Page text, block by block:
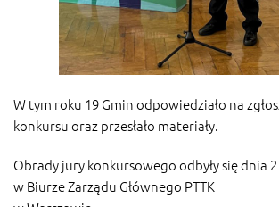
W tym roku 19 Gmin odpowiedziało na
konkursu oraz przesłało materiały.
Obrady jury konkursowego odbyły się dnia
w Biurze Zarządu Głównego PTTK